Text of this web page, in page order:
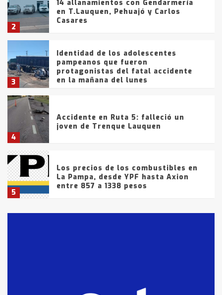
2
14 allanamientos con Gendarmería
en T.Lauquen, Pehuajó y Carlos
Casares
3
Identidad de los adolescentes
pampeanos que fueron
protagonistas del fatal accidente
en la mañana del lunes
4
Accidente en Ruta 5: falleció un
joven de Trenque Lauquen
5
Los precios de los combustibles en
La Pampa, desde YPF hasta Axion
entre 857 a 1338 pesos
fueron detenidos por